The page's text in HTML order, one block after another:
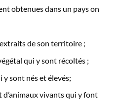
obtenues dans un pays on
de son territoire ;
qui y sont récoltés ;
y sont nés et élevés;
vivants qui y font